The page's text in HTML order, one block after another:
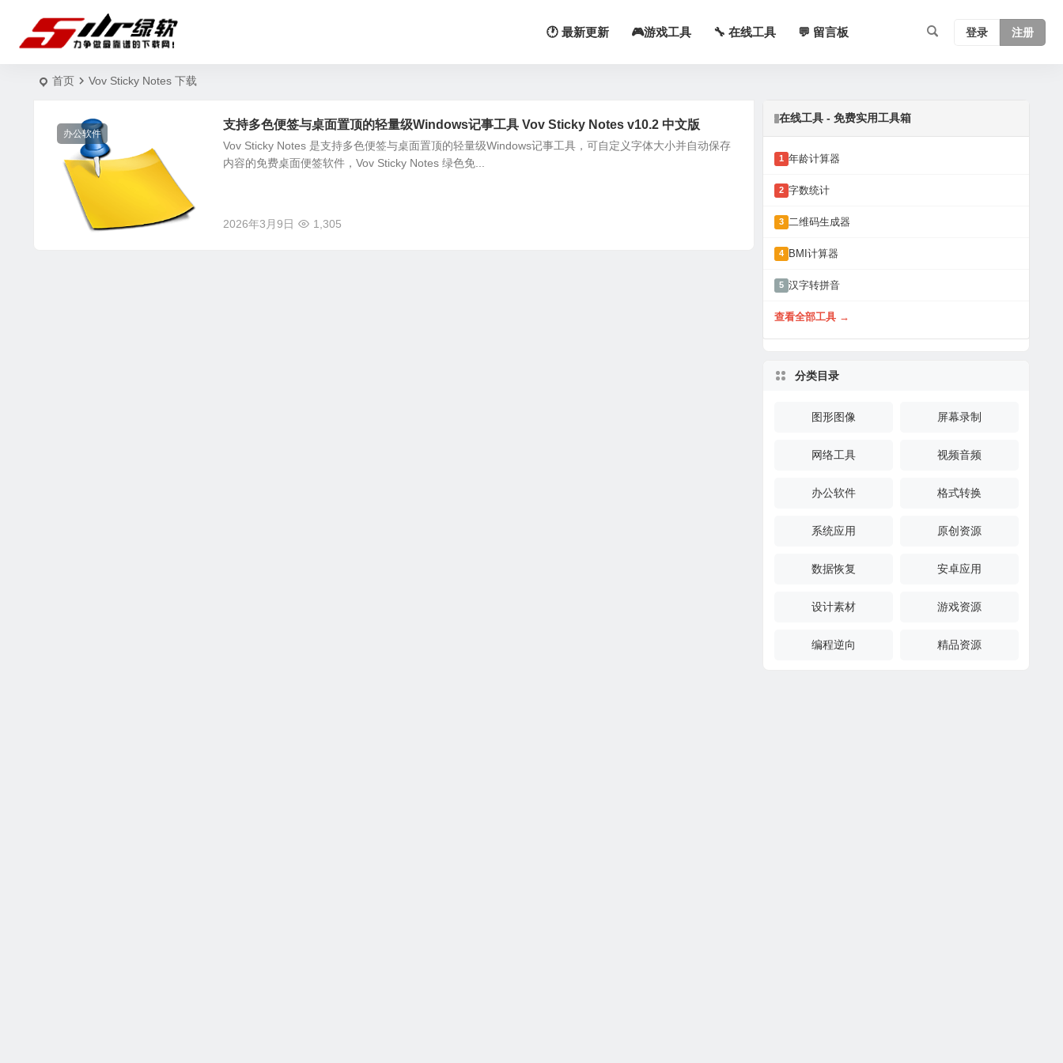
🕐 最新更新 🎮游戏工具 🔧 在线工具 💬 留言板 登录 注册
首页 Vov Sticky Notes 下载
办公软件
支持多色便签与桌面置顶的轻量级Windows记事工具 Vov Sticky Notes v10.2 中文版
Vov Sticky Notes 是支持多色便签与桌面置顶的轻量级Windows记事工具，可自定义字体大小并自动保存
内容的免费桌面便签软件，Vov Sticky Notes 绿色免...
2026年3月9日 1,305
在线工具 - 免费实用工具箱
1 年龄计算器
2 字数统计
3 二维码生成器
4 BMI计算器
5 汉字转拼音
查看全部工具 →
分类目录
图形图像 屏幕录制
网络工具 视频音频
办公软件 格式转换
系统应用 原创资源
数据恢复 安卓应用
设计素材 游戏资源
编程逆向 精品资源